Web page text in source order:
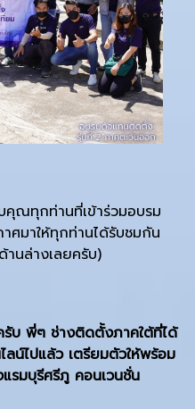
ทุกท่านที่เข้าร่วมอบรม
ศมาให้ทุกท่านได้รับชมกัน
นล่างเลยครับ)
บ พี่ๆ ช่างติดตั้งภาคใต้ที่ได้
น์ไปแล้ว เตรียมตัวให้พร้อม
รมบุรีศรีภู คอนเวนชั่น